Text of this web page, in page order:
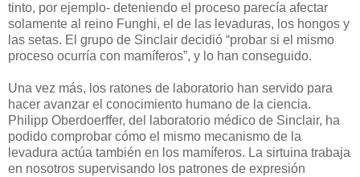
tinto, por ejemplo- deteniendo el proceso parecía afectar
solamente al reino Funghi, el de las levaduras, los hongos y
las setas. El grupo de Sinclair decidió “probar si el mismo
proceso ocurría con mamíferos”, y lo han conseguido.
Una vez más, los ratones de laboratorio han servido para
hacer avanzar el conocimiento humano de la ciencia.
Philipp Oberdoerffer, del laboratorio médico de Sinclair, ha
podido comprobar cómo el mismo mecanismo de la
levadura actúa también en los mamíferos. La sirtuina trabaja
en nosotros supervisando los patrones de expresión